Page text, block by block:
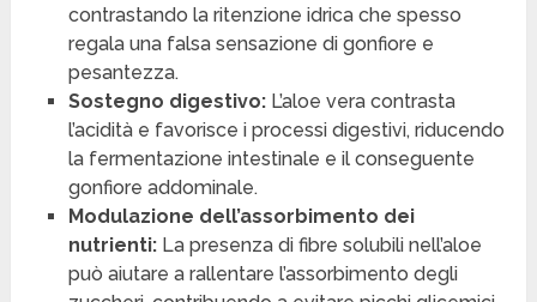
contrastando la ritenzione idrica che spesso
regala una falsa sensazione di gonfiore e
pesantezza.
Sostegno digestivo:L’aloe vera contrasta
l’acidità e favorisce i processi digestivi, riducendo
la fermentazione intestinale e il conseguente
gonfiore addominale.
Modulazione dell’assorbimento dei
nutrienti:La presenza di fibre solubili nell’aloe
può aiutare a rallentare l’assorbimento degli